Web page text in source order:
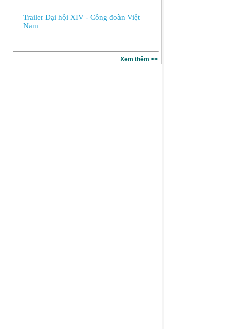
Trailer Đại hội XIV - Công đoàn Việt
Nam
Xem thêm >>